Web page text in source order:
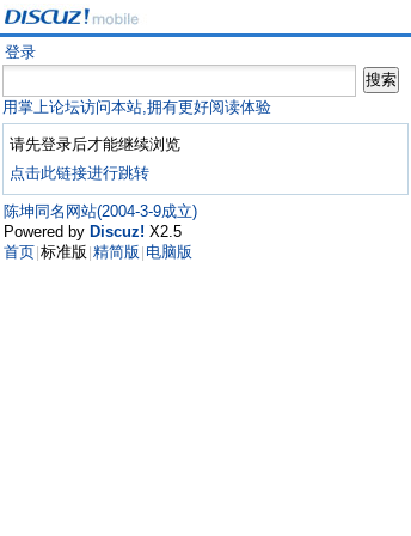
登录
用掌上论坛访问本站,拥有更好阅读体验
请先登录后才能继续浏览
点击此链接进行跳转
陈坤同名网站(2004-3-9成立)
Powered by Discuz! X2.5
首页 标准版 精简版 电脑版